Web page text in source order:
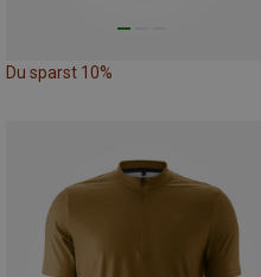
Du sparst 10%